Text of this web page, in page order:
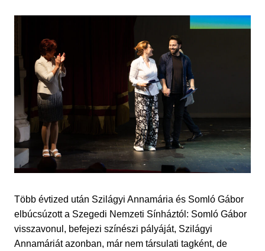
Több évtized után Szilágyi Annamária és Somló Gábor
elbúcsúzott a Szegedi Nemzeti Sínháztól: Somló Gábor
visszavonul, befejezi színészi pályáját, Szilágyi
Annamáriát azonban, már nem társulati tagként, de